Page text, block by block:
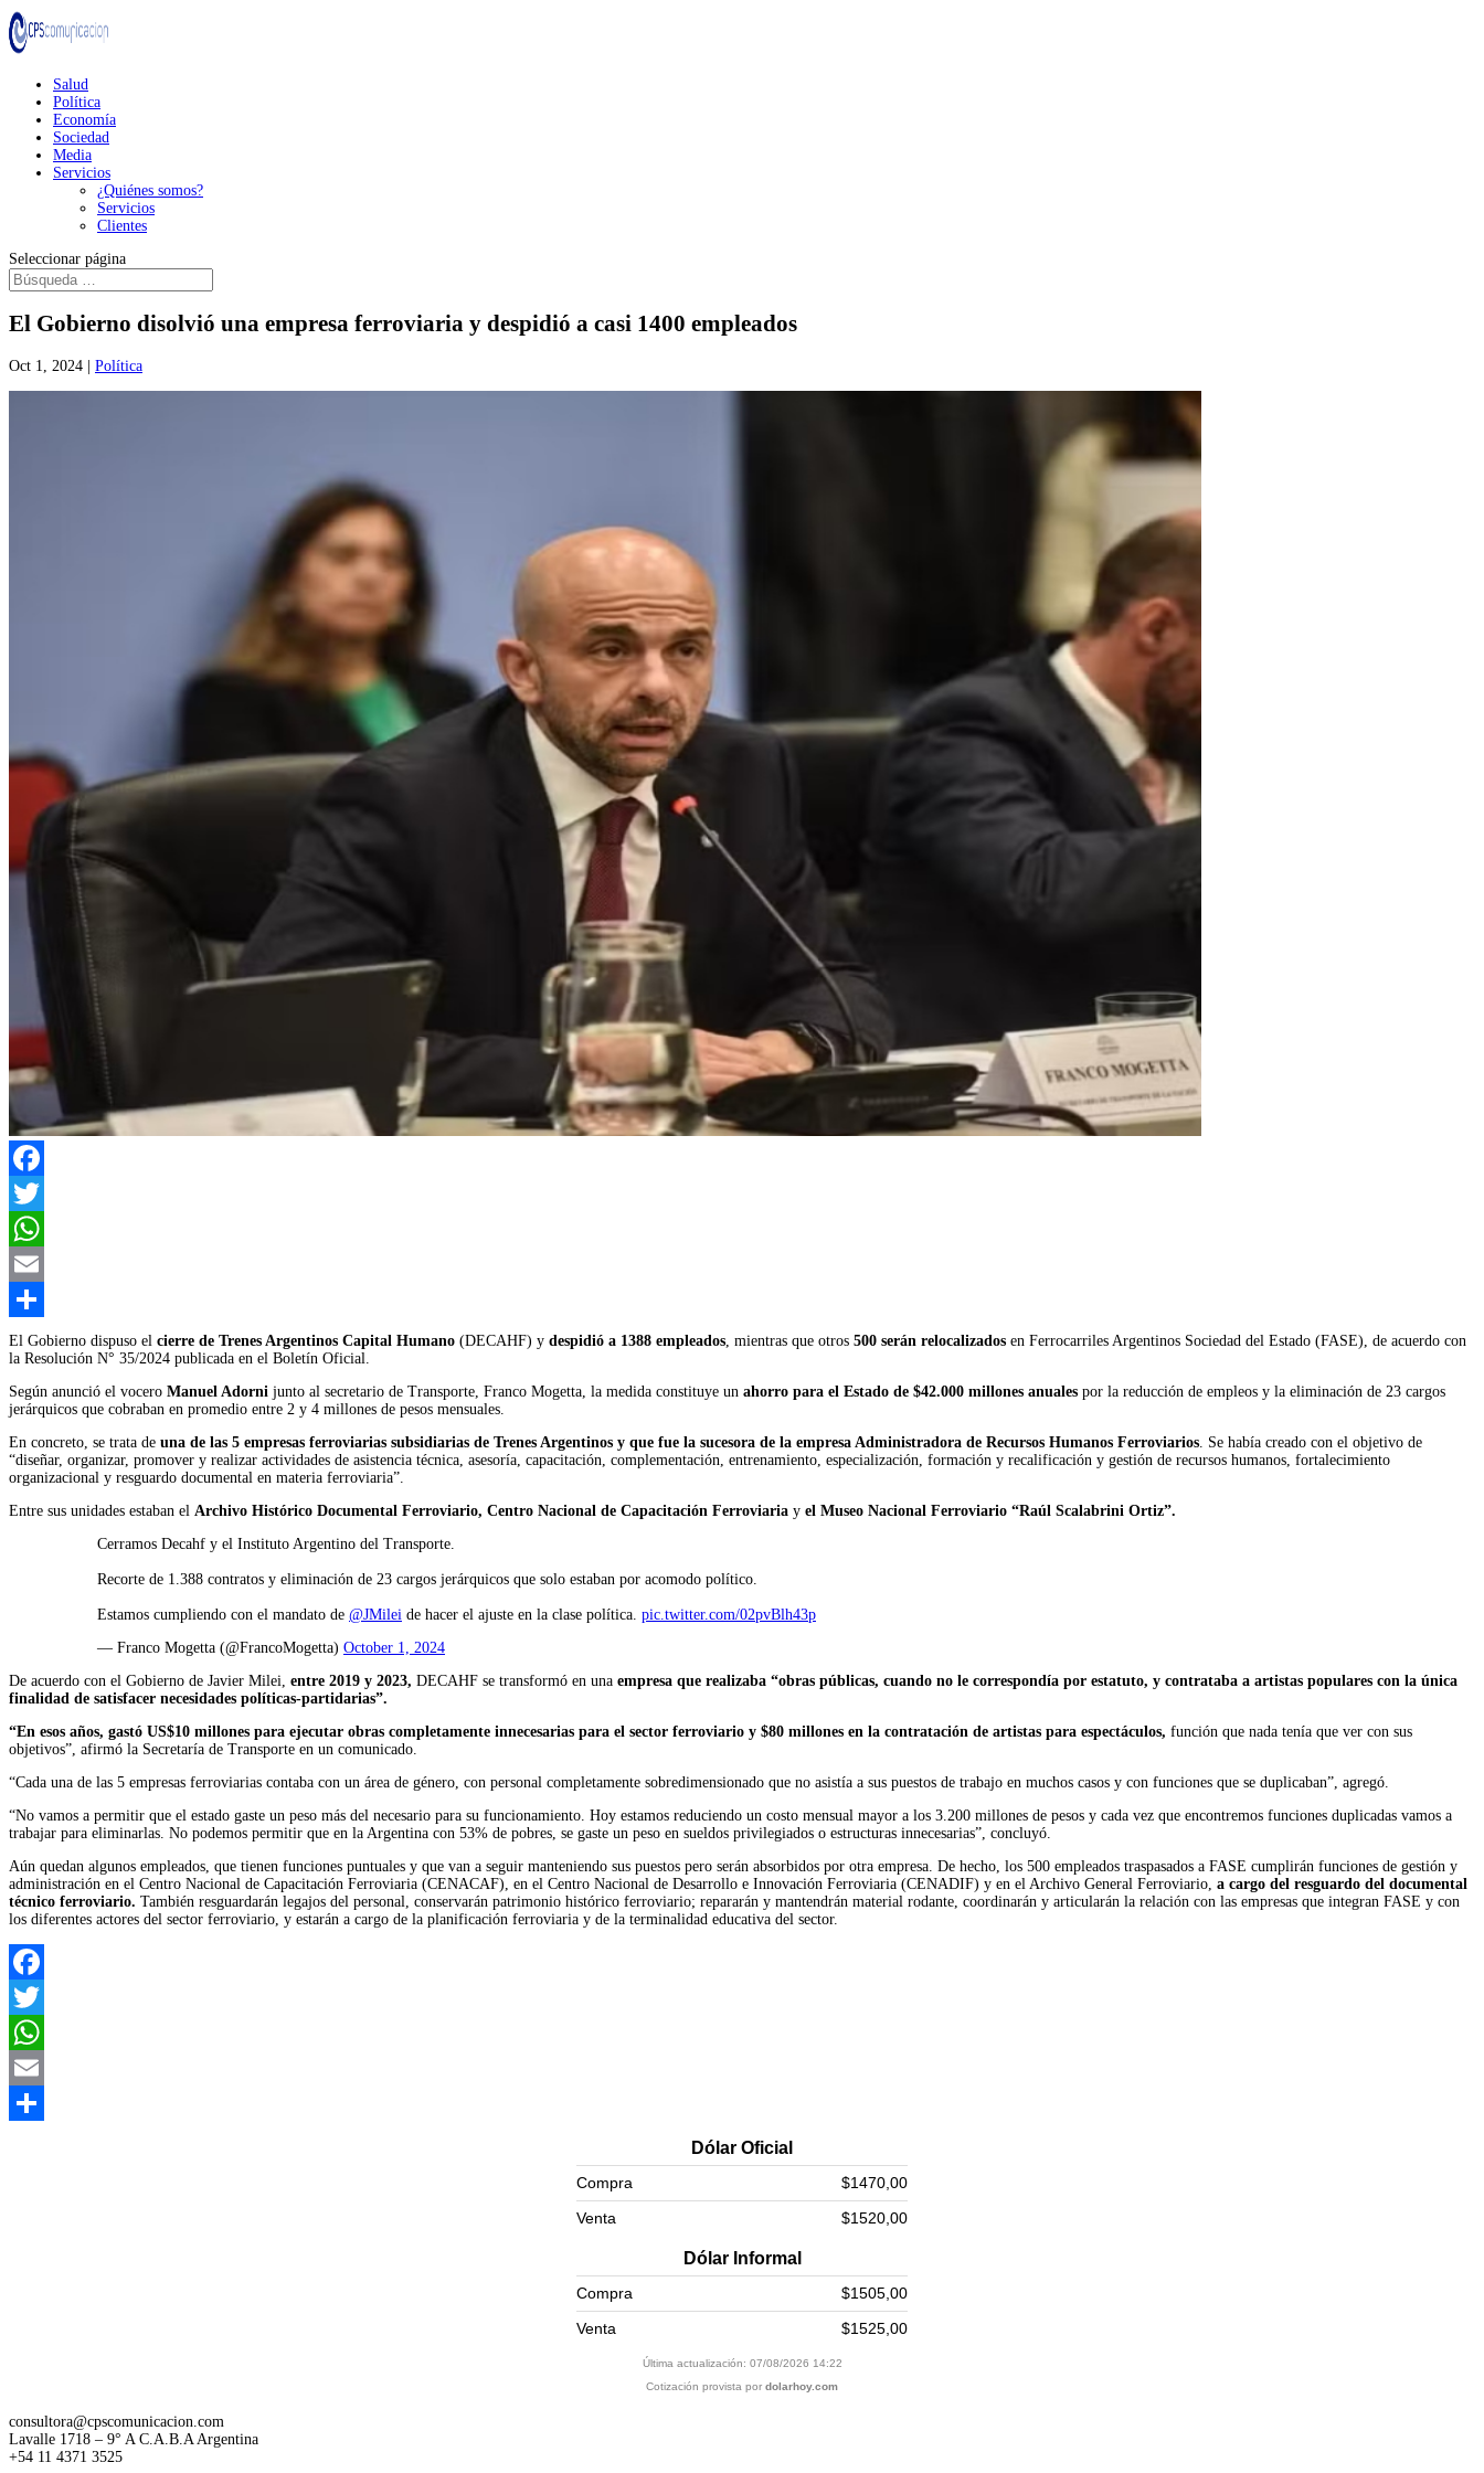
Salud
Política
Economía
Sociedad
Media
Servicios
¿Quiénes somos?
Servicios
Clientes
Seleccionar página
El Gobierno disolvió una empresa ferroviaria y despidió a casi 1400 empleados
Oct 1, 2024 Política
Facebook
Twitter
WhatsApp
Email
Compartir
El Gobierno dispuso el cierre de Trenes Argentinos Capital Humano (DECAHF) y despidió a 1388 empleados , mientras que otros 500 serán relocalizados en Ferrocarriles Argentinos Sociedad del Estado (FASE), de acuerdo con
la Resolución N° 35/2024 publicada en el Boletín Oficial.
Según anunció el vocero Manuel Adorni junto al secretario de Transporte, Franco Mogetta, la medida constituye un ahorro para el Estado de $42.000 millones anuales por la reducción de empleos y la eliminación de 23 cargos
jerárquicos que cobraban en promedio entre 2 y 4 millones de pesos mensuales.
En concreto, se trata de una de las 5 empresas ferroviarias subsidiarias de Trenes Argentinos y que fue la sucesora de la empresa Administradora de Recursos Humanos Ferroviarios . Se había creado con el objetivo de
“diseñar, organizar, promover y realizar actividades de asistencia técnica, asesoría, capacitación, complementación, entrenamiento, especialización, formación y recalificación y gestión de recursos humanos, fortalecimiento
organizacional y resguardo documental en materia ferroviaria”.
Entre sus unidades estaban el Archivo Histórico Documental Ferroviario, Centro Nacional de Capacitación Ferroviaria y el Museo Nacional Ferroviario “Raúl Scalabrini Ortiz”.
Cerramos Decahf y el Instituto Argentino del Transporte.
Recorte de 1.388 contratos y eliminación de 23 cargos jerárquicos que solo estaban por acomodo político.
Estamos cumpliendo con el mandato de @JMilei de hacer el ajuste en la clase política. pic.twitter.com/02pvBlh43p
— Franco Mogetta (@FrancoMogetta) October 1, 2024
De acuerdo con el Gobierno de Javier Milei, entre 2019 y 2023, DECAHF se transformó en una empresa que realizaba “obras públicas, cuando no le correspondía por estatuto, y contrataba a artistas populares con la única
finalidad de satisfacer necesidades políticas-partidarias”.
“En esos años, gastó US$10 millones para ejecutar obras completamente innecesarias para el sector ferroviario y $80 millones en la contratación de artistas para espectáculos, función que nada tenía que ver con sus
objetivos”, afirmó la Secretaría de Transporte en un comunicado.
“Cada una de las 5 empresas ferroviarias contaba con un área de género, con personal completamente sobredimensionado que no asistía a sus puestos de trabajo en muchos casos y con funciones que se duplicaban”, agregó.
“No vamos a permitir que el estado gaste un peso más del necesario para su funcionamiento. Hoy estamos reduciendo un costo mensual mayor a los 3.200 millones de pesos y cada vez que encontremos funciones duplicadas vamos a
trabajar para eliminarlas. No podemos permitir que en la Argentina con 53% de pobres, se gaste un peso en sueldos privilegiados o estructuras innecesarias”, concluyó.
Aún quedan algunos empleados, que tienen funciones puntuales y que van a seguir manteniendo sus puestos pero serán absorbidos por otra empresa. De hecho, los 500 empleados traspasados a FASE cumplirán funciones de gestión y
administración en el Centro Nacional de Capacitación Ferroviaria (CENACAF), en el Centro Nacional de Desarrollo e Innovación Ferroviaria (CENADIF) y en el Archivo General Ferroviario, a cargo del resguardo del documental
técnico ferroviario. También resguardarán legajos del personal, conservarán patrimonio histórico ferroviario; repararán y mantendrán material rodante, coordinarán y articularán la relación con las empresas que integran FASE y con
los diferentes actores del sector ferroviario, y estarán a cargo de la planificación ferroviaria y de la terminalidad educativa del sector.
Facebook
Twitter
WhatsApp
Email
Dólar Oficial
Compra
$1470,00
Venta
$1520,00
Dólar Informal
Compra
$1505,00
Venta
$1525,00
Última actualización: 07/08/2026 14:22
Cotización provista por dolarhoy.com
consultora@cpscomunicacion.com
Lavalle 1718 – 9° A C.A.B.A Argentina
+54 11 4371 3525